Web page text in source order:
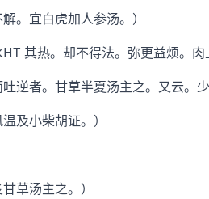
宜白虎加人参汤。）
其热。却不得法。弥更益烦。肉
者。甘草半夏汤主之。又云。
小柴胡证。）
草汤主之。）